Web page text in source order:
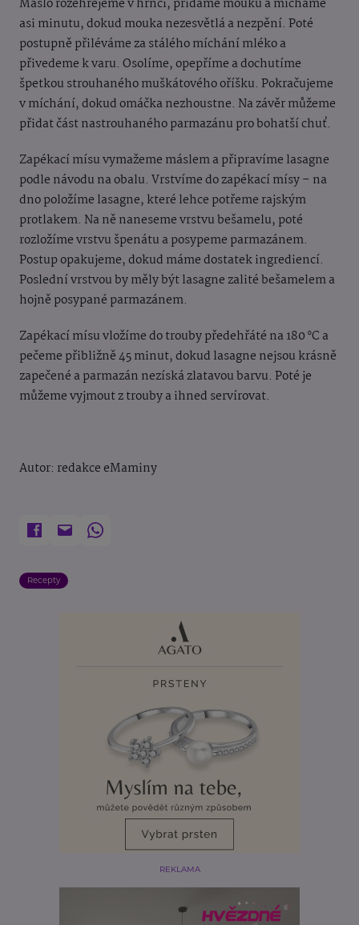
Máslo rozehřejeme v hrnci, přidáme mouku a mícháme
asi minutu, dokud mouka nezesvětlá a nezpění. Poté
postupně přiléváme za stálého míchání mléko a
přivedeme k varu. Osolíme, opepříme a dochutíme
špetkou strouhaného muškátového oříšku. Pokračujeme
v míchání, dokud omáčka nezhoustne. Na závěr můžeme
přidat část nastrouhaného parmazánu pro bohatší chuť.
Zapékací mísu vymažeme máslem a připravíme lasagne
podle návodu na obalu. Vrstvíme do zapékací mísy – na
dno položíme lasagne, které lehce potřeme rajským
protlakem. Na ně naneseme vrstvu bešamelu, poté
rozložíme vrstvu špenátu a posypeme parmazánem.
Postup opakujeme, dokud máme dostatek ingrediencí.
Poslední vrstvou by měly být lasagne zalité bešamelem a
hojně posypané parmazánem.
Zapékací mísu vložíme do trouby předehřáté na 180 °C a
pečeme přibližně 45 minut, dokud lasagne nejsou krásně
zapečené a parmazán nezíská zlatavou barvu. Poté je
můžeme vyjmout z trouby a ihned servírovat.
Autor: redakce eMaminy
Recepty
REKLAMA